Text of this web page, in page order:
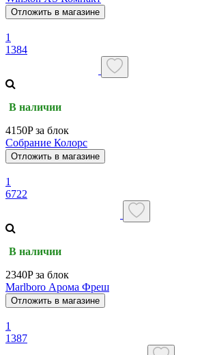
Отложить в магазине
1
1384
В наличии
4150P за блок
Собрание Колорс
Отложить в магазине
1
6722
В наличии
2340P за блок
Marlboro Арома Фреш
Отложить в магазине
1
1387